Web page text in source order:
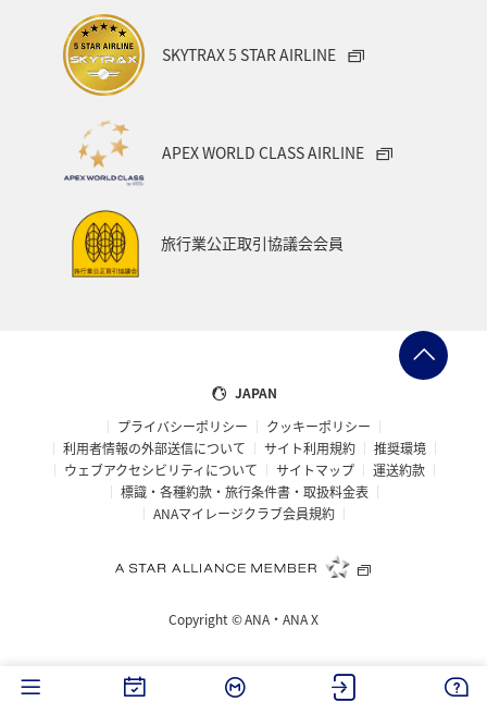
福岡県 兵庫県
イシダイ 石垣
高知県
スキー・スノボ
福井県 日常
マイルを貯める
家族旅行
九州地方 札幌 徳島県
東北海道 旅アト 栃木県 関東・甲信越地方
ニュージーランド 島根県 ホノルル
山口県 洞爺湖
オーストリア フィリピン
SKYTRAX 5 STAR AIRLINE
APEX WORLD CLASS AIRLINE
旅行業公正取引協議会会員
JAPAN
プライバシーポリシー
クッキーポリシー
利用者情報の外部送信について
サイト利用規約
推奨環境
ウェブアクセシビリティについて
サイトマップ
運送約款
標識・各種約款・旅行条件書・取扱料金表
ANAマイレージクラブ会員規約
Copyright ©ANA・ANA X